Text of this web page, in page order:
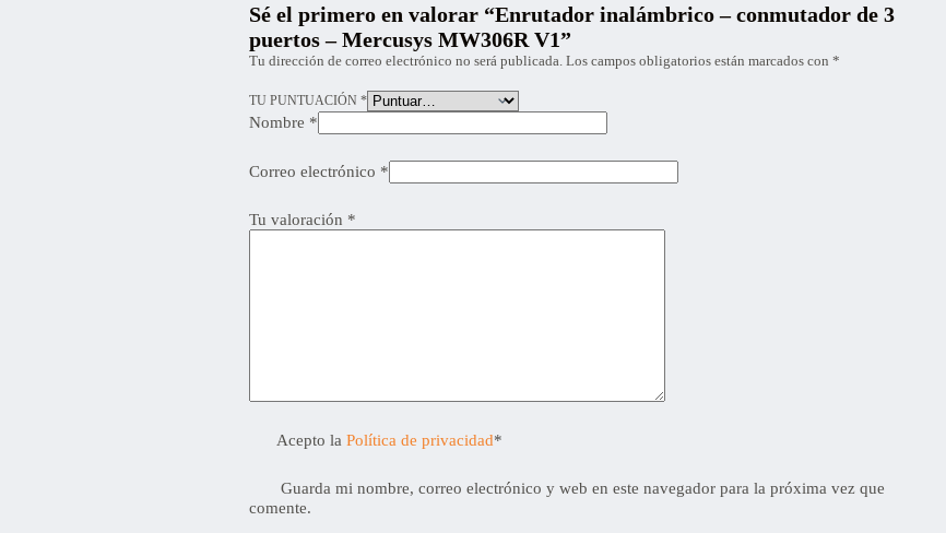
Sé el primero en valorar “Enrutador inalámbrico – conmutador de 3
puertos – Mercusys MW306R V1”
Tu dirección de correo electrónico no será publicada. Los campos obligatorios están marcados con *
TU PUNTUACIÓN *
Nombre *
Correo electrónico *
Tu valoración *
Acepto la Política de privacidad*
Guarda mi nombre, correo electrónico y web en este navegador para la próxima vez que
comente.